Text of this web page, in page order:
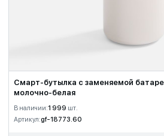
Смарт-бутылка c заменяемой
молочно-белая
В наличии:1 999 шт.
Артикул:gf-18773.60